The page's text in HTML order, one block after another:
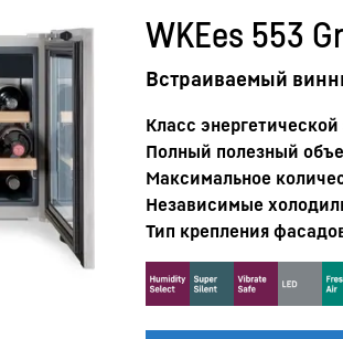
WKEes 553
Встраиваемый
Класс
Полный полезный
Максимальное
Независимые
Тип крепления